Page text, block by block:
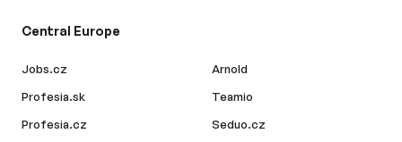
Central Europe
Jobs.cz
Profesia.sk
Profesia.cz
Arnold
Teamio
Seduo.cz